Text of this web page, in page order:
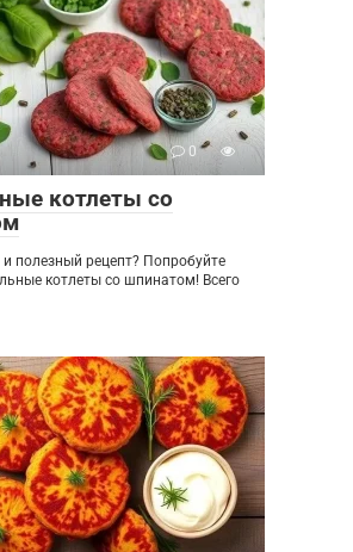
0
котлеты со
и полезный рецепт? Попробуйте
котлеты со шпинатом! Всего